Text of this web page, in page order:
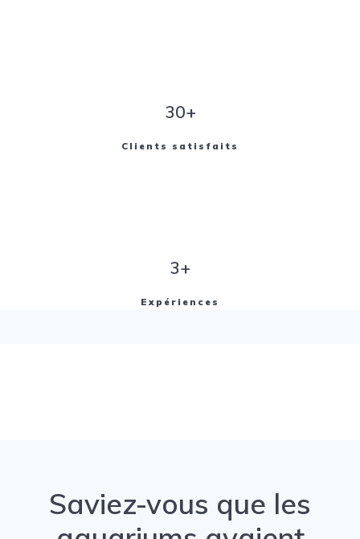
30+
Clients satisfaits
3+
Expériences
Saviez-vous que les